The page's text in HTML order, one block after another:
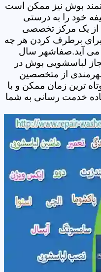
بوش نیز ممکن است
خود را به درستی
از یک مرکز تخصصی
برطرف کردن هر چه
می آید.صفاشهر سال
لباسشویی بوش در
از متخصصین
ترین زمان ممکن و با
خدمت رسانی به شما